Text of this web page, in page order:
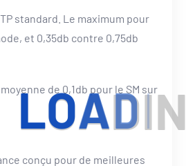
LOADIN
standard. Le maximum pour
et 0,35db contre 0,75db
de 0,1db pour le SM sur
conçu pour de meilleures